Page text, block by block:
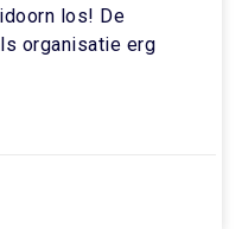
los! De
organisatie erg